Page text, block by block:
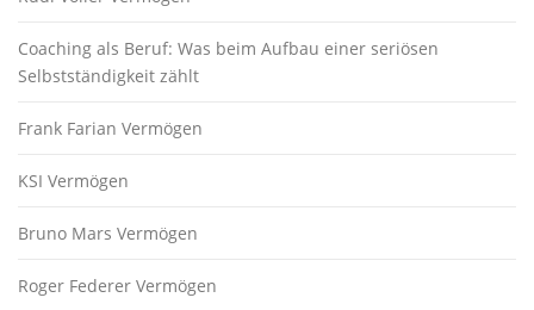
Coaching als Beruf: Was beim Aufbau einer seriösen
Selbstständigkeit zählt
Frank Farian Vermögen
KSI Vermögen
Bruno Mars Vermögen
Roger Federer Vermögen